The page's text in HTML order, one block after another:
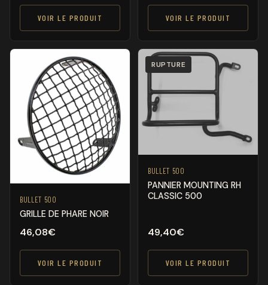
VOIR LE PRODUIT VOIR LE PRODUIT
BULLET 500
GRILLE DE PHARE NOIR
46,08€
VOIR LE PRODUIT
RUPTURE
BULLET 500
PANNIER MOUNTING RH
CLASSIC 500
49,40€
VOIR LE PRODUIT